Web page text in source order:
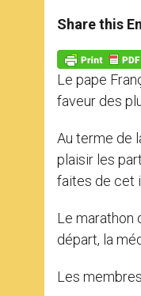
t
s
p
p
s
e
g
e
r
Share this
Le pape
faveur des
Au terme de
plaisir les
faites de cet
Le marathon
départ, la
Les